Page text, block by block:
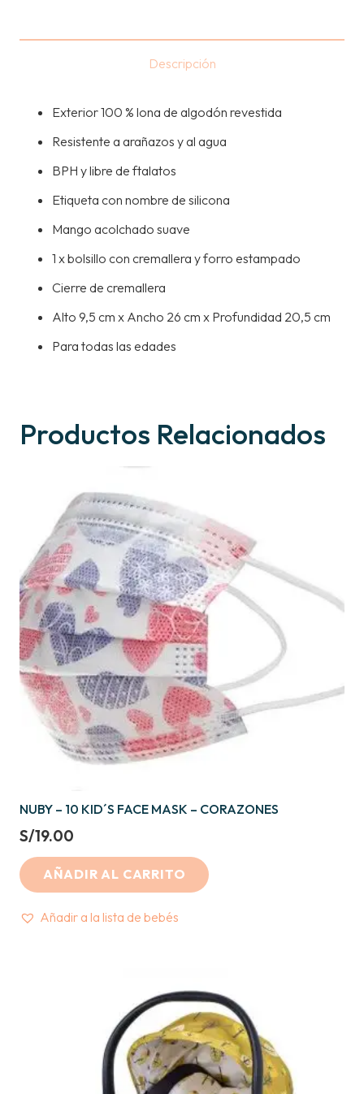
Descripción
Exterior 100 % lona de algodón revestida
Resistente a arañazos y al agua
BPH y libre de ftalatos
Etiqueta con nombre de silicona
Mango acolchado suave
1 x bolsillo con cremallera y forro estampado
Cierre de cremallera
Alto 9,5 cm x Ancho 26 cm x Profundidad 20,5 cm
Para todas las edades
Productos Relacionados
NUBY – 10 KID´S FACE MASK – CORAZONES
S/19.00
AÑADIR AL CARRITO
Añadir a la lista de bebés